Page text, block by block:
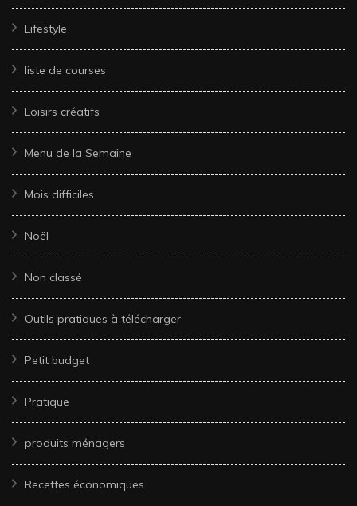
Lifestyle
liste de courses
Loisirs créatifs
Menu de la Semaine
Mois difficiles
Noël
Non classé
Outils pratiques à télécharger
Petit budget
Pratique
produits ménagers
Recettes économiques